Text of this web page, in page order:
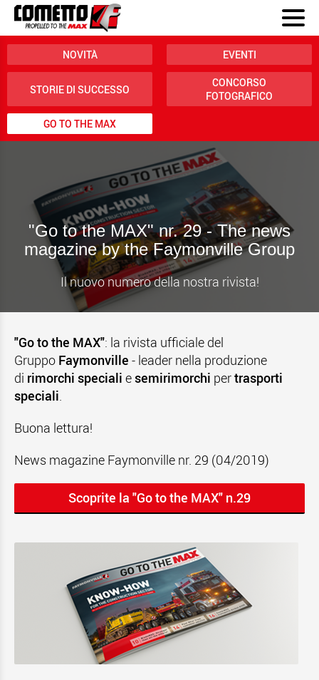
NOVITÀ EVENTI
STORIE DI SUCCESSO
CONCORSO
FOTOGRAFICO
GO TO THE MAX
"Go to the MAX" nr. 29 - The news
magazine by the Faymonville Group
Il nuovo numero della nostra rivista!
"Go to the MAX": la rivista ufficiale del
Gruppo Faymonville - leader nella produzione
di rimorchi speciali esemirimorchi pertrasporti
speciali.
Buona lettura!
News magazine Faymonville nr. 29 (04/2019)
Scoprite la "Go to the MAX" n.29